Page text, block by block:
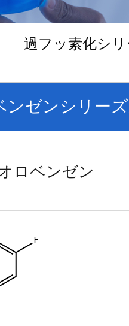
過フッ素化シ
ンゼンシリー
ロベンゼン